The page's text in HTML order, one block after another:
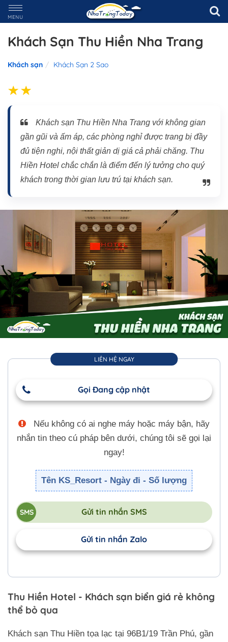
MENU
Khách Sạn Thu Hiền Nha Trang
Khách sạn Khách Sạn 2 Sao
Khách sạn Thu Hiền Nha Trang với không gian
gần gũi và ấm áp, các phòng nghỉ được trang bị đầy
đủ tiện nghi, nội thất giản dị giá cả phải chăng. Thu
Hiền Hotel chắc chắn là điểm đến lý tưởng cho quý
khách trong thời gian lưu trú tại khách sạn.
LIÊN HỆ NGAY
Gọi Đang cập nhật
Nếu không có ai nghe máy hoặc máy bận, hãy
nhắn tin theo cú pháp bên dưới, chúng tôi sẽ gọi lại
ngay!
Tên KS_Resort - Ngày đi - Số lượng
Gửi tin nhắn SMS
Gửi tin nhắn Zalo
Thu Hiền Hotel - Khách sạn biển giá rẻ không
thể bỏ qua
Khách sạn Thu Hiền tọa lạc tại 96B1/19 Trần Phú, gần